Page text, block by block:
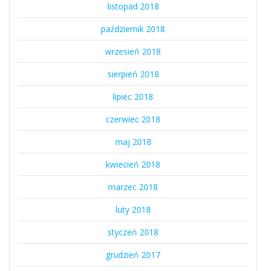
listopad 2018
październik 2018
wrzesień 2018
sierpień 2018
lipiec 2018
czerwiec 2018
maj 2018
kwiecień 2018
marzec 2018
luty 2018
styczeń 2018
grudzień 2017